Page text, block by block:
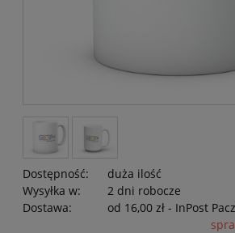
Dostępność:
duża ilość
Wysyłka w:
2 dni robocze
Dostawa:
od 16,00 zł - InPost
Cena nie zawiera ewentualnych kosztów